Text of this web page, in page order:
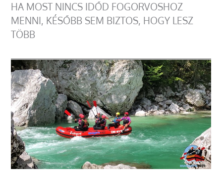
HA MOST NINCS IDŐD FOGORVOSHOZ
MENNI, KÉSŐBB SEM BIZTOS, HOGY LESZ
TÖBB